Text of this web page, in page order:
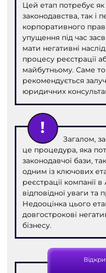
Цей етап потребує
законодавства, так і
корпоративного
упущення під час
мати негативні
процесу реєстрації
майбутньому. Саме
рекомендується
юридичних
Загалом,
це процедура, яка
законодавчої бази,
одним із ключових
реєстрації компанії
відповідної уваги та
Недооцінка цього
довгострокові
бізнесу.